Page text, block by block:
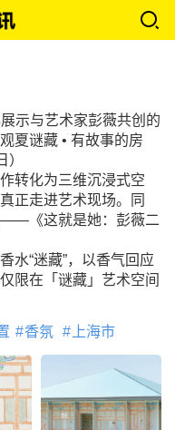
示与艺术家彭薇共创的
夏谜藏 • 有故事的房
转化为三维沉浸式空
正走进艺术现场。同
——《这就是她：彭薇二
水“迷藏”，以香气回应
限在「谜藏」艺术空间
香氛 上海市